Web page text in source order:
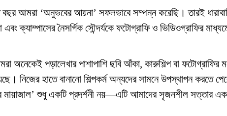
আমরা ‘অনুভবের আয়না’ সফলভাবে সম্পন্ন করেছি। তারই
ক্যাম্পাসের নৈসর্গিক সৌন্দর্যকে ফটোগ্রাফি ও ভিডিওগ্রাফির
অনেকেই পড়ালেখার পাশাপাশি ছবি আঁকা, কারুশিল্প বা
নিজের হাতে বানানো শিল্পকর্ম অন্যদের সামনে উপস্থাপন করতে
মায়াজাল’ শুধু একটি প্রদর্শনী নয়—এটি আমাদের সৃজনশীল